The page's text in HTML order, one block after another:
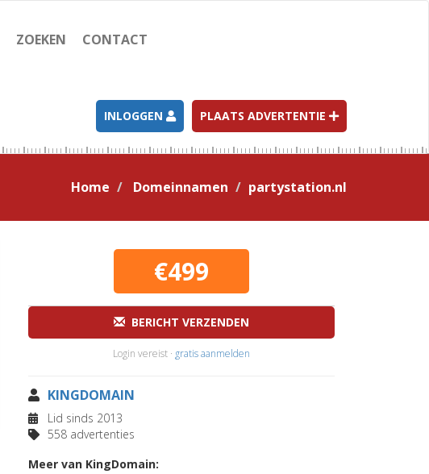
ZOEKEN CONTACT
INLOGGEN PLAATS ADVERTENTIE
Home Domeinnamen partystation.nl
€499
BERICHT VERZENDEN
Login vereist · gratis aanmelden
KINGDOMAIN
Lid sinds 2013
558 advertenties
Meer van KingDomain: